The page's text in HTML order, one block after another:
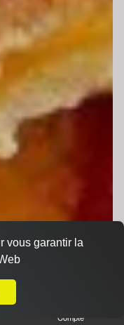
Compte
vous garantir la